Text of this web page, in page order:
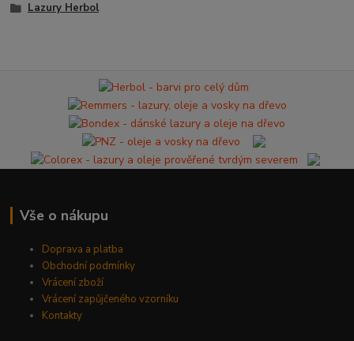
Lazury Herbol
Vše o nákupu
Doprava a platba
Obchodní podmínky
Vrácení zboží
Vrácení zapůjčeného vzorníku
Kontakty